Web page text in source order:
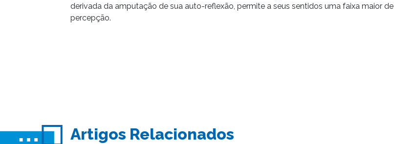
derivada da amputação de sua auto-reflexão, permite a seus sentidos uma faixa maior de
percepção.
Artigos Relacionados